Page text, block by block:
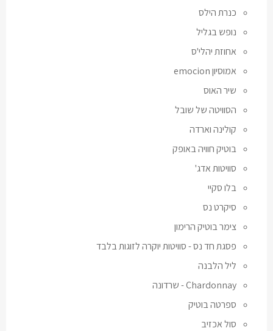
כנרת הילס
נופש בגליל
אחוזת יהלי'ס
אמוסיון emocion
שיר האוס
הסוויטה של שובל
קולינה וארדה
בוטיק חוויה באופק
סוויטות אדג'
בלו סקיי
סיקרט נס
צימר בוטיק הרימון
פסגת חד נס - סוויטות יוקרה לזוגות בלבד
ליל הלבנה
Chardonnay - שרדונה
ספרטה בוטיק
סול אכזיב